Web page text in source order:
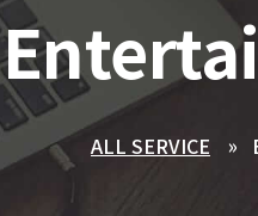
ALL SERVICE